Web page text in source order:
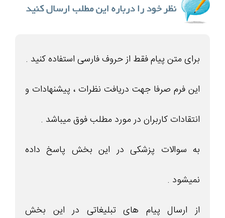
برای متن پیام فقط از حروف فارسی استفاده کنید .
این فرم صرفا جهت دریافت نظرات ، پیشنهادات و
انتقادات کاربران در مورد مطلب فوق میباشد .
به سوالات پزشکی در این بخش پاسخ داده
نمیشود .
از ارسال پیام های تبلیغاتی در این بخش